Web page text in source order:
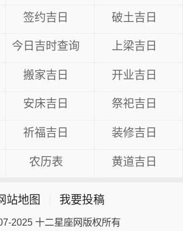
签约吉日 破土吉日
今日吉时查询 上梁吉日
搬家吉日 开业吉日
安床吉日 祭祀吉日
祈福吉日 装修吉日
农历表 黄道吉日
站地图 我要投稿
2025 十二星座网版权所有